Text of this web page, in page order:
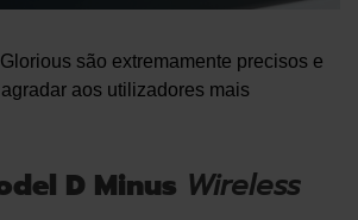
são extremamente precisos e
aos utilizadores mais
D Minus Wireless